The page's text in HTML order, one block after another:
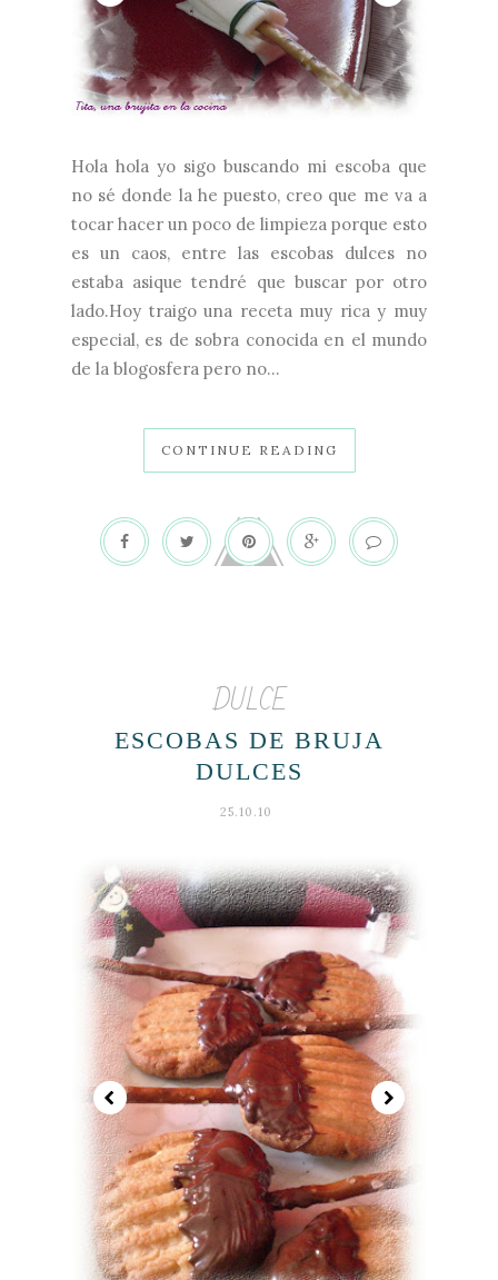
Hola hola yo sigo buscando mi escoba que
no sé donde la he puesto, creo que me va a
tocar hacer un poco de limpieza porque esto
es un caos, entre las escobas dulces no
estaba asique tendré que buscar por otro
lado.Hoy traigo una receta muy rica y muy
especial, es de sobra conocida en el mundo
de la blogosfera pero no...
CONTINUE READING
DULCE
ESCOBAS DE BRUJA
DULCES
25.10.10